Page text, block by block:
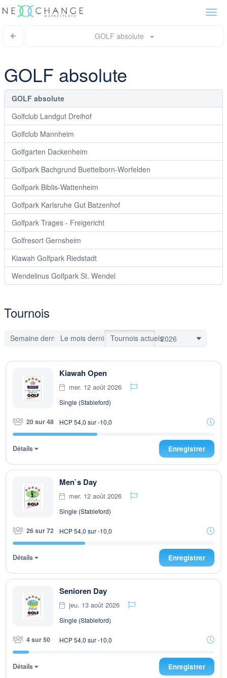
GOLF absolute
GOLF absolute
GOLF absolute
Golfclub Landgut Dreihof
Golfclub Mannheim
Golfgarten Dackenheim
Golfpark Bachgrund Buettelborn-Worfelden
Golfpark Biblis-Wattenheim
Golfpark Karlsruhe Gut Batzenhof
Golfpark Trages - Freigericht
Golfresort Gernsheim
Kiawah Golfpark Riedstadt
Wendelinus Golfpark St. Wendel
Tournois
Semaine dernièreLe mois dernier Tournois actuels
Kiawah Open
mer. 12 août 2026
Single (Stableford)
20 sur 48 HCP 54,0 sur -10,0
Détails Enregistrer
Men`s Day
mer. 12 août 2026
Single (Stableford)
26 sur 72 HCP 54,0 sur -10,0
Détails Enregistrer
Senioren Day
jeu. 13 août 2026
Single (Stableford)
4 sur 50 HCP 54,0 sur -10,0
Détails Enregistrer